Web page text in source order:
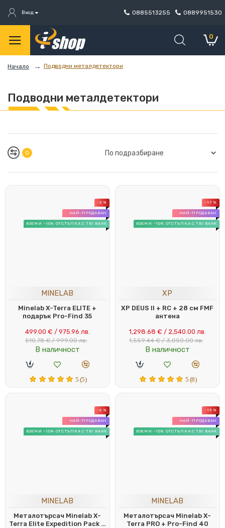
Вход 0885513255 0889951530
0
Начало Подводни металдетектори
Подводни металдетектори
0
НАЙ-ПРОДАВАН
ВЗЕМИ -10% ОТСТЪПКА С TBI BANK
-2 %
MINELAB
Minelab X-Terra ELITE +
подарък Pro-Find 35
499.00 € / 975.96 лв.
510.78 € / 999.00 лв.
В наличност
5 (5)
НАЙ-ПРОДАВАН
ВЗЕМИ -10% ОТСТЪПКА С TBI BANK
-17 %
XP
XP DEUS II + RC + 28 см FMF
антена
1,298.68 € / 2,540.00 лв.
1,559.44 € / 3,050.00 лв.
В наличност
5 (8)
НАЙ-ПРОДАВАН
ВЗЕМИ -10% ОТСТЪПКА С TBI BANK
-6 %
MINELAB
Металотърсач Minelab X-
Terra Elite Expedition Pack +
НАЙ-ПРОДАВАН
ВЗЕМИ -10% ОТСТЪПКА С TBI BANK
-13 %
MINELAB
Металотърсач Minelab X-
Terra PRO + Pro-Find 40